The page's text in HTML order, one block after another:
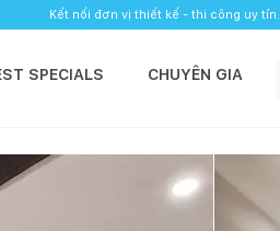
Kết nối đơn vị thiết kế - thi công uy tín.
SPECIALS CHUYÊN GIA